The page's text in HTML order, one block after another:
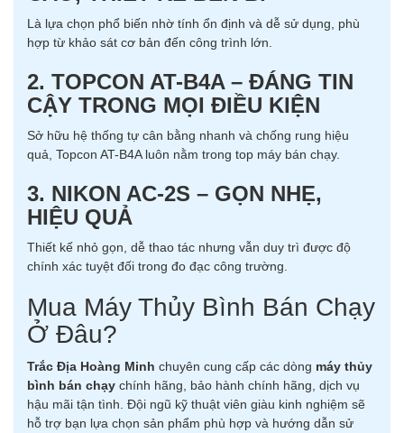
Là lựa chọn phổ biến nhờ tính ổn định và dễ sử dụng, phù
hợp từ khảo sát cơ bản đến công trình lớn.
2. TOPCON AT-B4A – ĐÁNG TIN
CẬY TRONG MỌI ĐIỀU KIỆN
Sở hữu hệ thống tự cân bằng nhanh và chống rung hiệu
quả, Topcon AT-B4A luôn nằm trong top máy bán chạy.
3. NIKON AC-2S – GỌN NHẸ,
HIỆU QUẢ
Thiết kế nhỏ gọn, dễ thao tác nhưng vẫn duy trì được độ
chính xác tuyệt đối trong đo đạc công trường.
Mua Máy Thủy Bình Bán Chạy
Ở Đâu?
Trắc Địa Hoàng Minh chuyên cung cấp các dòng máy thủy
bình bán chạy chính hãng, bảo hành chính hãng, dịch vụ
hậu mãi tận tình. Đội ngũ kỹ thuật viên giàu kinh nghiệm sẽ
hỗ trợ bạn lựa chọn sản phẩm phù hợp và hướng dẫn sử